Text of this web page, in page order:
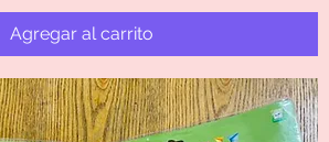
Agregar al carrito